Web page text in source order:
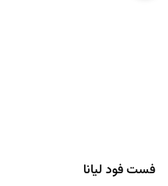
فست فود لیانا